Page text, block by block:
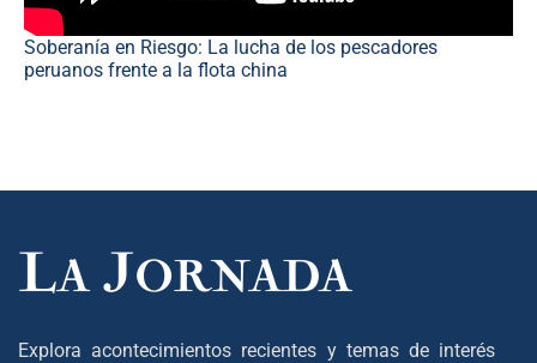
Soberanía en Riesgo: La lucha de los pescadores
peruanos frente a la flota china
Explora acontecimientos recientes y temas de interés